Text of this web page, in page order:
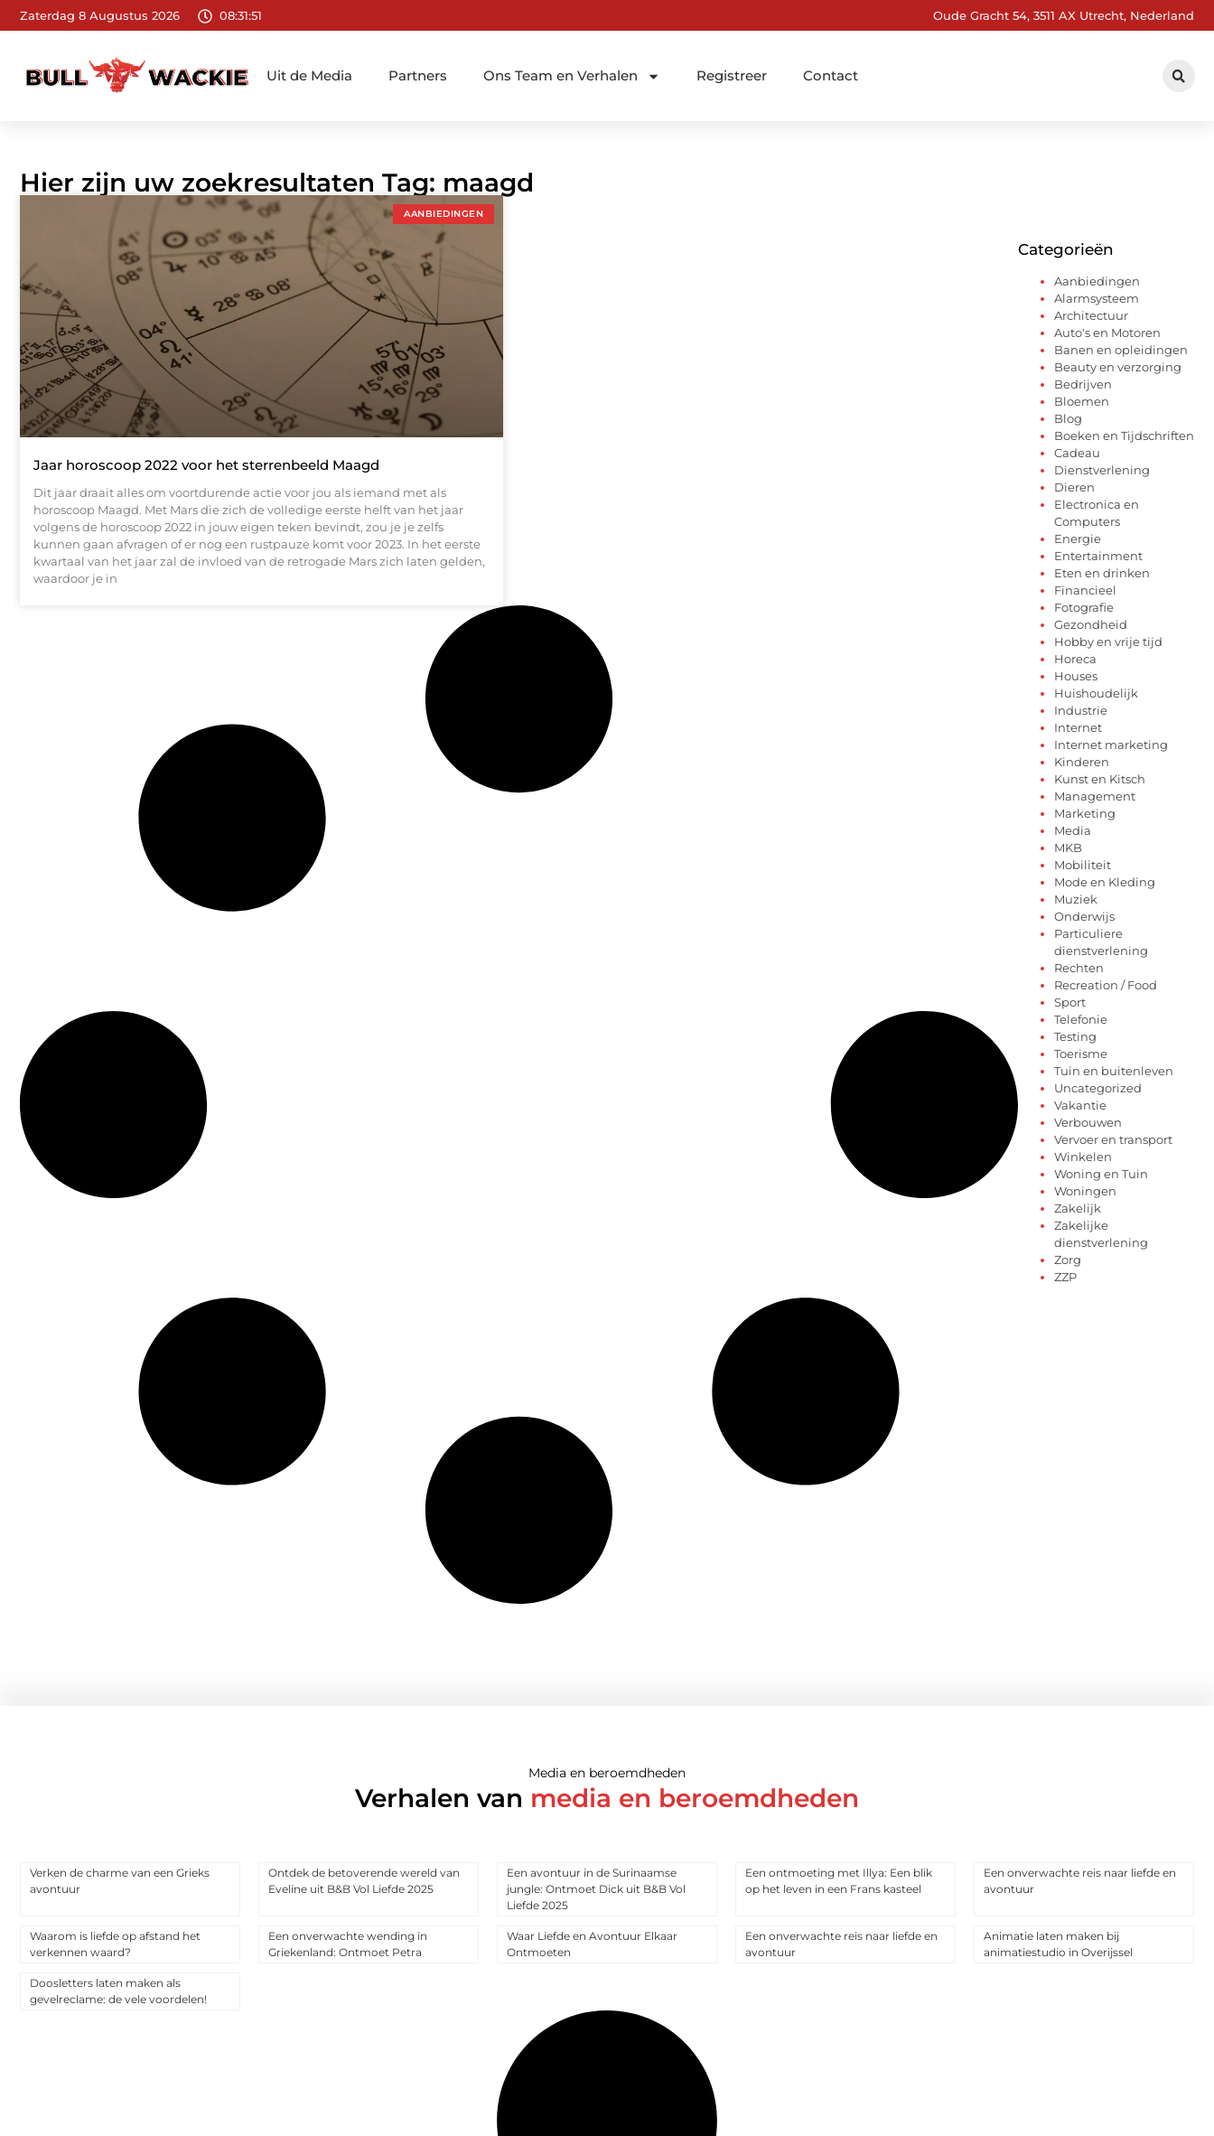
Zaterdag 8 Augustus 2026 08:31:52 Oude Gracht 54, 3511 AX Utrecht, Nederland
Uit de Media Partners Ons Team en Verhalen Registreer Contact
Hier zijn uw zoekresultaten Tag: maagd
AANBIEDINGEN
Jaar horoscoop 2022 voor het sterrenbeeld Maagd
Dit jaar draait alles om voortdurende actie voor jou als iemand met als
horoscoop Maagd. Met Mars die zich de volledige eerste helft van het jaar
volgens de horoscoop 2022 in jouw eigen teken bevindt, zou je je zelfs
kunnen gaan afvragen of er nog een rustpauze komt voor 2023. In het eerste
kwartaal van het jaar zal de invloed van de retrogade Mars zich laten gelden,
waardoor je in
Categorieën
Aanbiedingen
Alarmsysteem
Architectuur
Auto's en Motoren
Banen en opleidingen
Beauty en verzorging
Bedrijven
Bloemen
Blog
Boeken en Tijdschriften
Cadeau
Dienstverlening
Dieren
Electronica en
Computers
Energie
Entertainment
Eten en drinken
Financieel
Fotografie
Gezondheid
Hobby en vrije tijd
Horeca
Houses
Huishoudelijk
Industrie
Internet
Internet marketing
Kinderen
Kunst en Kitsch
Management
Marketing
Media
MKB
Mobiliteit
Mode en Kleding
Muziek
Onderwijs
Particuliere
dienstverlening
Rechten
Recreation / Food
Sport
Telefonie
Testing
Toerisme
Tuin en buitenleven
Uncategorized
Vakantie
Verbouwen
Vervoer en transport
Winkelen
Woning en Tuin
Woningen
Zakelijk
Zakelijke
dienstverlening
Zorg
ZZP
Media en beroemdheden
Verhalen van media en beroemdheden
Verken de charme van een Grieks
avontuur
Ontdek de betoverende wereld van
Eveline uit B&B Vol Liefde 2025
Een avontuur in de Surinaamse
jungle: Ontmoet Dick uit B&B Vol
Liefde 2025
Een ontmoeting met Illya: Een blik
op het leven in een Frans kasteel
Een onverwachte reis naar liefde en
avontuur
Waarom is liefde op afstand het
verkennen waard?
Een onverwachte wending in
Griekenland: Ontmoet Petra
Waar Liefde en Avontuur Elkaar
Ontmoeten
Een onverwachte reis naar liefde en
avontuur
Animatie laten maken bij
animatiestudio in Overijssel
Doosletters laten maken als
gevelreclame: de vele voordelen!